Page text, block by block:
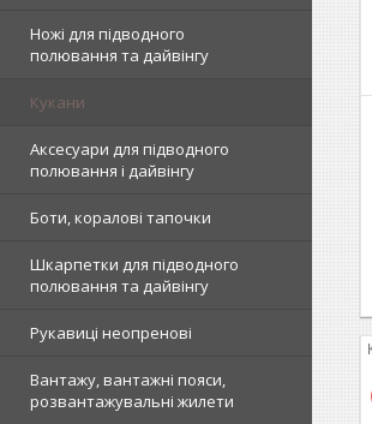
Ножі для підводного
полювання та дайвінгу
Кукани
Аксесуари для підводного
полювання і дайвінгу
Боти, коралові тапочки
Шкарпетки для підводного
полювання та дайвінгу
Рукавиці неопренові
Вантажу, вантажні пояси,
розвантажувальні жилети